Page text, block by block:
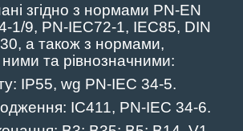
згідно з нормами PN-EN
1/9, PN-IEC72-1, IEC85, DIN
а також з нормами,
та рівнозначними:
IP55, wg PN-IEC 34-5.
IC411, PN-IEC 34-6.